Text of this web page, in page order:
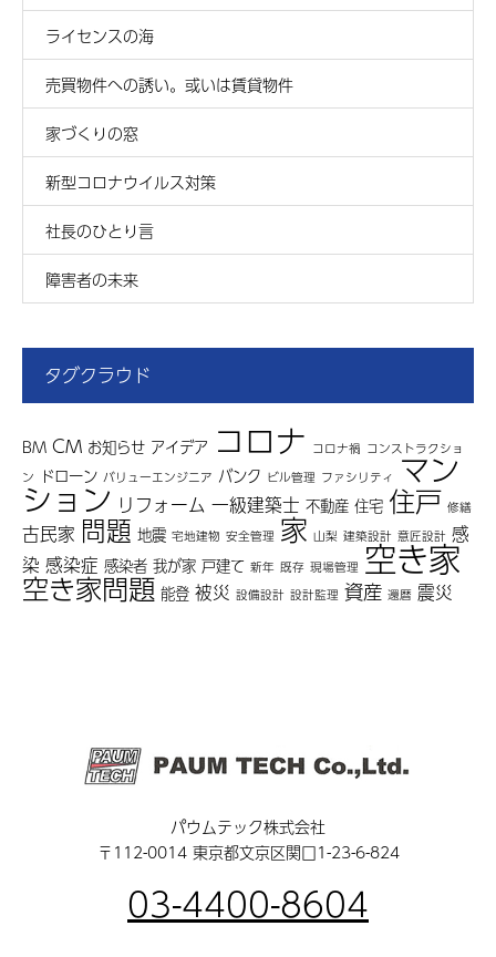
ライセンスの海
売買物件への誘い。或いは賃貸物件
家づくりの窓
新型コロナウイルス対策
社長のひとり言
障害者の未来
タグクラウド
BM CM お知らせ アイデア コロナ コロナ禍 コンストラクショ
ン ドローン バリューエンジニア バンク ビル管理 ファシリティ マン
ション リフォーム 一級建築士 不動産 住宅 住戸 修繕
古民家 問題 地震 宅地建物 安全管理 家 山梨 建築設計 意匠設計 感
染 感染症 感染者 我が家 戸建て 新年 既存 現場管理 空き家
空き家問題 能登 被災 設備設計 設計監理 資産 還暦 震災
パウムテック株式会社
〒112-0014 東京都文京区関口1-23-6-824
03-4400-8604